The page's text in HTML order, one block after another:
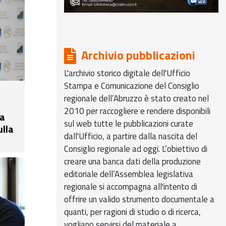
in
 Archivio pubblicazioni
L'archivio storico digitale dell'Ufficio
Stampa e Comunicazione del Consiglio
regionale dell’Abruzzo è stato creato nel
2010 per raccogliere e rendere disponibili
sul web tutte le pubblicazioni curate
dall'Ufficio, a partire dalla nascita del
Consiglio regionale ad oggi. L’obiettivo di
creare una banca dati della produzione
editoriale dell’Assemblea legislativa
regionale si accompagna all'intento di
offrire un valido strumento documentale a
quanti, per ragioni di studio o di ricerca,